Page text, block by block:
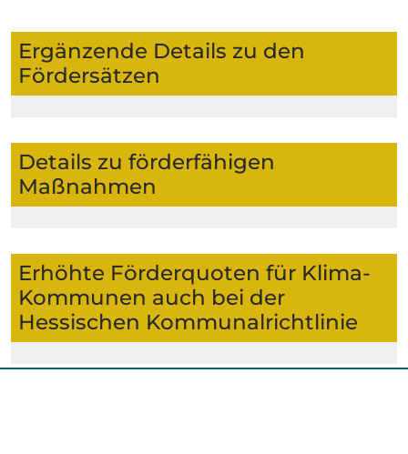
Ergänzende Details zu den
Fördersätzen
Details zu förderfähigen
Maßnahmen
Erhöhte Förderquoten für Klima-
Kommunen auch bei der
Hessischen Kommunalrichtlinie